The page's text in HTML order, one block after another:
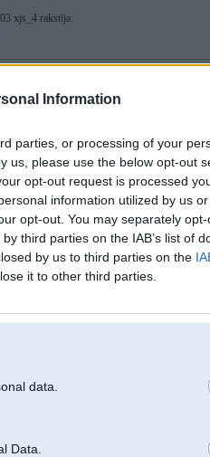
Information
parties, or processing of your
us, please use the below opt-out
opt-out request is processed
information utilized by us
opt-out. You may separately
third parties on the IAB’s list of
by us to third parties on the
it to other third parties.
data.
Data.
xjs_4 rakstīja:
še tev - tikai kafija
2011, 21:17:05 ]